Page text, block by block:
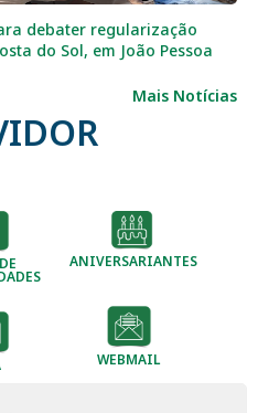
debater regularização
do Sol, em João Pessoa
Mais Notícias
ANIVERSARIANTES
WEBMAIL